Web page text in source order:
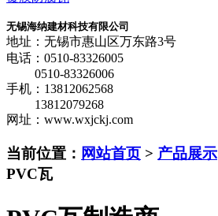
无锡海纳建材科技有限公司
地址：无锡市惠山区万东路3号
电话：0510-83326005
0510-83326006
手机：13812062568
13812079268
网址：www.wxjckj.com
当前位置： 网站首页 > 产品展示
PVC瓦